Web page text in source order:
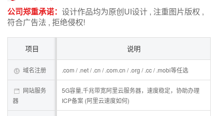
公司郑重承诺： 设计作品均为原创UI设计 , 注重图片版权 ,
符合广告法 , 拒绝侵权!
项目 说明
域名注册 .com / .net / .cn / .com.cn / .org / .cc / .mobi等任选
网站服务
器
5G容量,千兆带宽阿里云服务器，速度稳定，协助办理
ICP备案 (阿里云速度如何)